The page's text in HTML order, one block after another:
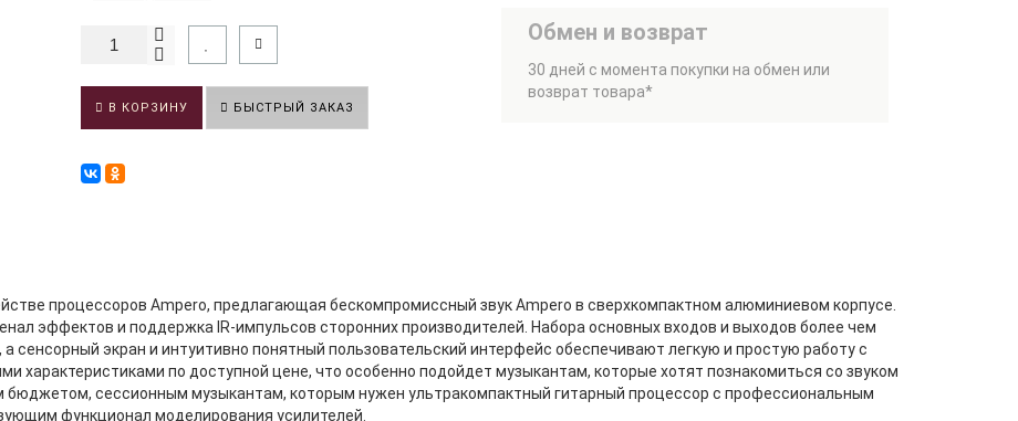
В КОРЗИНУ БЫСТРЫЙ ЗАКАЗ
Обмен и возврат
30 дней с момента покупки на обмен или
возврат товара*
процессоров Ampero, предлагающая бескомпромиссный звук Ampero в сверхкомпактном алюминиевом корпусе.
эффектов и поддержка IR-импульсов сторонних производителей. Набора основных входов и выходов более чем
сенсорный экран и интуитивно понятный пользовательский интерфейс обеспечивают легкую и простую работу с
характеристиками по доступной цене, что особенно подойдет музыкантам, которые хотят познакомиться со звуком
бюджетом, сессионным музыкантам, которым нужен ультракомпактный гитарный процессор с профессиональным
функционал моделирования усилителей.